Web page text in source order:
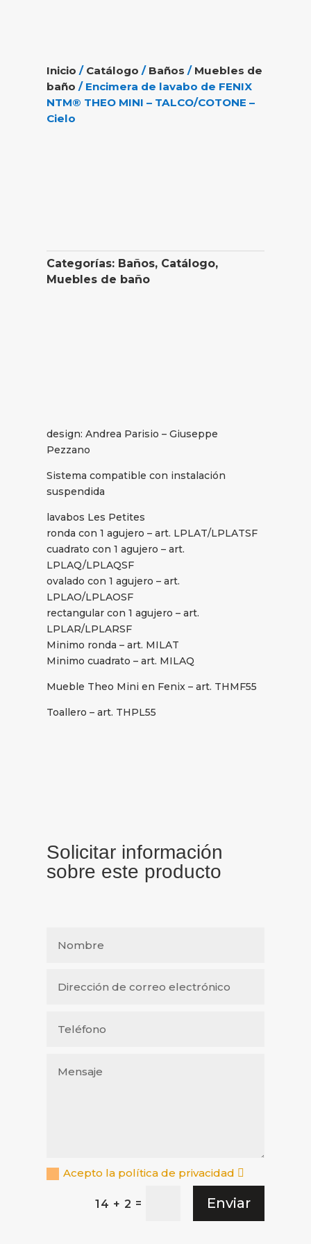
Inicio / Catálogo / Baños / Muebles de
baño / Encimera de lavabo de FENIX
NTM® THEO MINI – TALCO/COTONE –
Cielo
Categorías: Baños, Catálogo,
Muebles de baño
design: Andrea Parisio – Giuseppe
Pezzano
Sistema compatible con instalación
suspendida
lavabos Les Petites
ronda con 1 agujero – art. LPLAT/LPLATSF
cuadrato con 1 agujero – art.
LPLAQ/LPLAQSF
ovalado con 1 agujero – art.
LPLAO/LPLAOSF
rectangular con 1 agujero – art.
LPLAR/LPLARSF
Minimo ronda – art. MILAT
Minimo cuadrato – art. MILAQ
Mueble Theo Mini en Fenix – art. THMF55
Toallero – art. THPL55
Solicitar información
sobre este producto
Acepto la política de privacidad
14 + 2 = Enviar